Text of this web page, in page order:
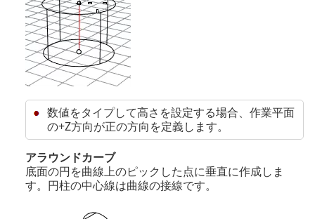
数値をタイプして高さを設定する場合、作業平面
の+Z方向が正の方向を定義します。
アラウンドカーブ
底面の円を曲線上のピックした点に垂直に作成しま
す。円柱の中心線は曲線の接線です。